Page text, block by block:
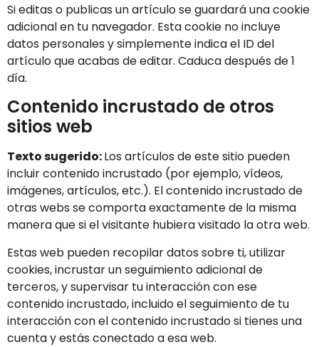
Si editas o publicas un artículo se guardará una cookie
adicional en tu navegador. Esta cookie no incluye
datos personales y simplemente indica el ID del
artículo que acabas de editar. Caduca después de 1
día.
Contenido incrustado de otros
sitios web
Texto sugerido:Los artículos de este sitio pueden
incluir contenido incrustado (por ejemplo, vídeos,
imágenes, artículos, etc.). El contenido incrustado de
otras webs se comporta exactamente de la misma
manera que si el visitante hubiera visitado la otra web.
Estas web pueden recopilar datos sobre ti, utilizar
cookies, incrustar un seguimiento adicional de
terceros, y supervisar tu interacción con ese
contenido incrustado, incluido el seguimiento de tu
interacción con el contenido incrustado si tienes una
cuenta y estás conectado a esa web.